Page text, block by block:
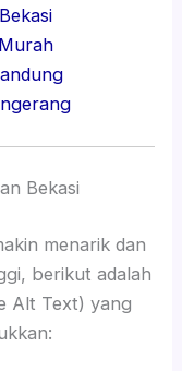
Bekasi
menarik dan
berikut adalah
Alt Text) yang